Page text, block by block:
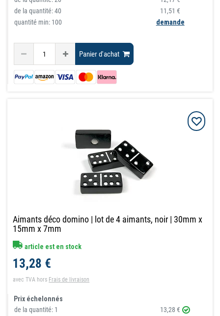
de la quantité:40
11,51 €
quantité min: 100
demande
Panier d'achat
Aimants déco domino | lot de 4 aimants, noir | 30mm x
15mm x 7mm
article est en stock
13,28 €
avec TVA hors Frais de livraison
Prix échelonnés
de la quantité: 1
13,28 €